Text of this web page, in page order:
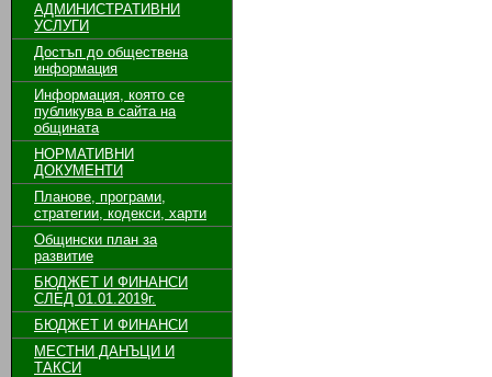
АДМИНИСТРАТИВНИ
УСЛУГИ
Достъп до обществена
информация
Информация, която се
публикува в сайта на
общината
НОРМАТИВНИ
ДОКУМЕНТИ
Планове, програми,
стратегии, кодекси, харти
Общински план за
развитие
БЮДЖЕТ И ФИНАНСИ
СЛЕД 01.01.2019г.
БЮДЖЕТ И ФИНАНСИ
МЕСТНИ ДАНЪЦИ И
ТАКСИ